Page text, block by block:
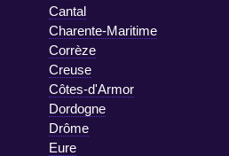
Cantal
Charente-Maritime
Corrèze
Creuse
Côtes-d'Armor
Dordogne
Drôme
Eure